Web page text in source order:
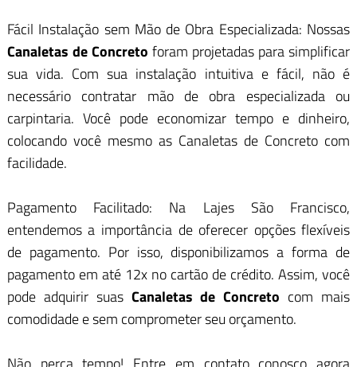
Fácil Instalação sem Mão de Obra Especializada: Nossas
Canaletas de Concreto foram projetadas para simplificar
sua vida. Com sua instalação intuitiva e fácil, não é
necessário contratar mão de obra especializada ou
carpintaria. Você pode economizar tempo e dinheiro,
colocando você mesmo as Canaletas de Concreto com
facilidade.
Pagamento Facilitado: Na Lajes São Francisco,
entendemos a importância de oferecer opções flexíveis
de pagamento. Por isso, disponibilizamos a forma de
pagamento em até 12x no cartão de crédito. Assim, você
pode adquirir suas Canaletas de Concreto com mais
comodidade e sem comprometer seu orçamento.